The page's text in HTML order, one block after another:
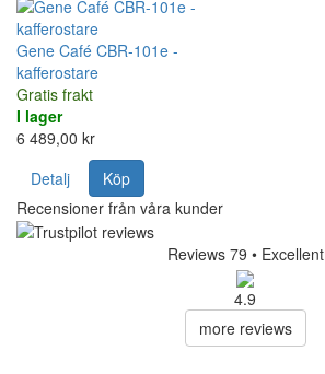
Gene Café CBR-101e -
kafferostare
Gratis frakt
I lager
6 489,00 kr
Detalj
Köp
Recensioner från våra kunder
Reviews 79 • Excellent
4.9
more reviews